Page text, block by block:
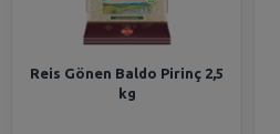
Reis Gönen Baldo Pirinç 2,5
kg